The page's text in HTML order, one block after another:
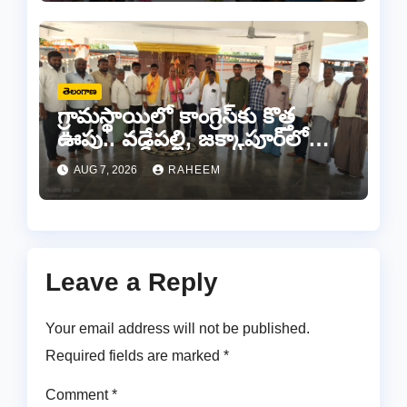
తెలంగాణ
గ్రామస్థాయిలో కాంగ్రెస్‌కు కొత్త
ఊపు.. వడ్డేపల్లి, జక్కాపూర్‌లో
నూతన కమిటీల ఏర్పాటు
AUG 7, 2026 RAHEEM
Leave a Reply
Your email address will not be published.
Required fields are marked *
Comment*